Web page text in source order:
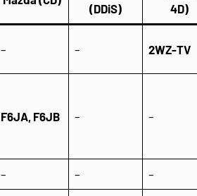
(DDiS)
4D)
– – 2WZ-TV
F6JA, F6JB – –
– – –